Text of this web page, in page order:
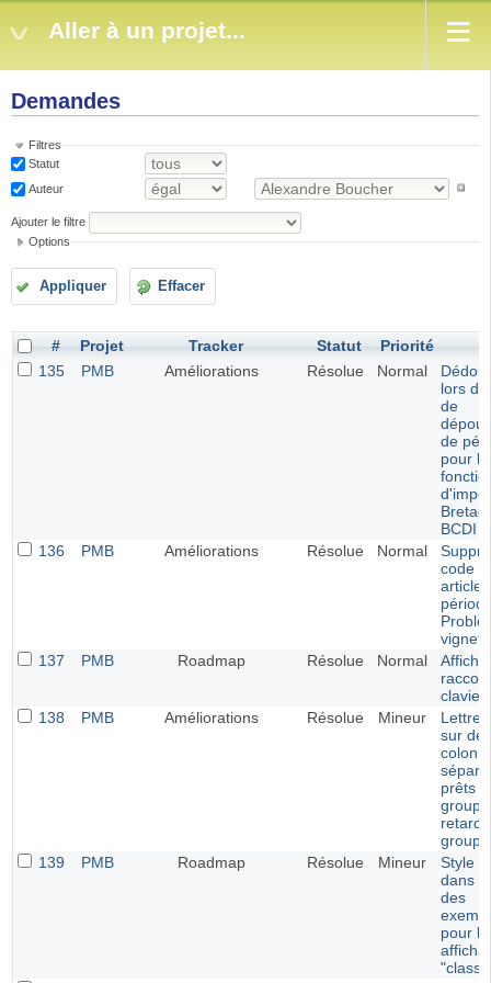
Aller à un projet...
Demandes
Filtres
Statut
Auteur
Ajouter le filtre
Options
Appliquer Effacer
# Projet Tracker Statut Priorité
135
PMB Améliorations Résolue Normal
lors
de
de
pour
BCDI
136
PMB Améliorations Résolue Normal
code
137
PMB Roadmap Résolue Normal
clavier
138
PMB Améliorations Résolue Mineur
Lettre
sur
prêts
groupe
139
PMB Roadmap Résolue Mineur
Style
dans
des
pour